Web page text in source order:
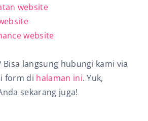
website
website
langsung hubungi kami via
form di halaman ini. Yuk,
sekarang juga!